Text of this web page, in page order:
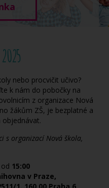
nebo procvičit učivo?
k nám do pobočky na
z organizace Nová
žákům ZŠ, je bezplatné a
s organizací Nová škola,
od 15:00
v Praze,